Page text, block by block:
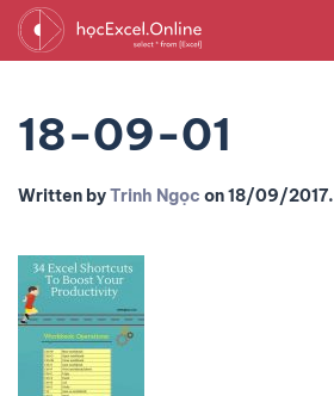
18-09-01
Written byTrinh Ngọc on18/09/2017.